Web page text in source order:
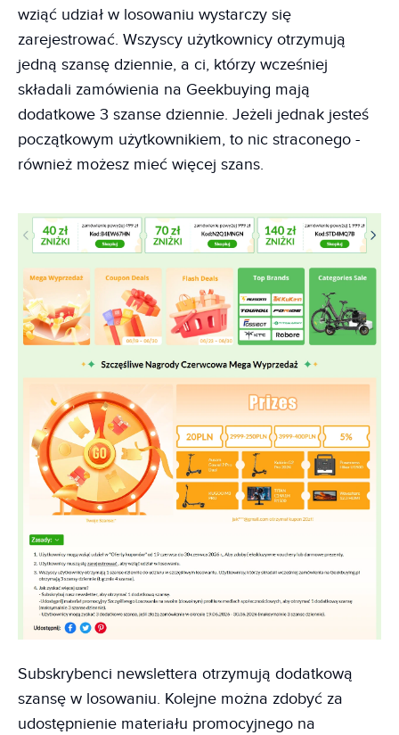
wziąć udział w losowaniu wystarczy się
zarejestrować. Wszyscy użytkownicy otrzymują
jedną szansę dziennie, a ci, którzy wcześniej
składali zamówienia na Geekbuying mają
dodatkowe 3 szanse dziennie. Jeżeli jednak jesteś
początkowym użytkownikiem, to nic straconego -
również możesz mieć więcej szans.
Subskrybenci newslettera otrzymują dodatkową
szansę w losowaniu. Kolejne można zdobyć za
udostępnienie materiału promocyjnego na